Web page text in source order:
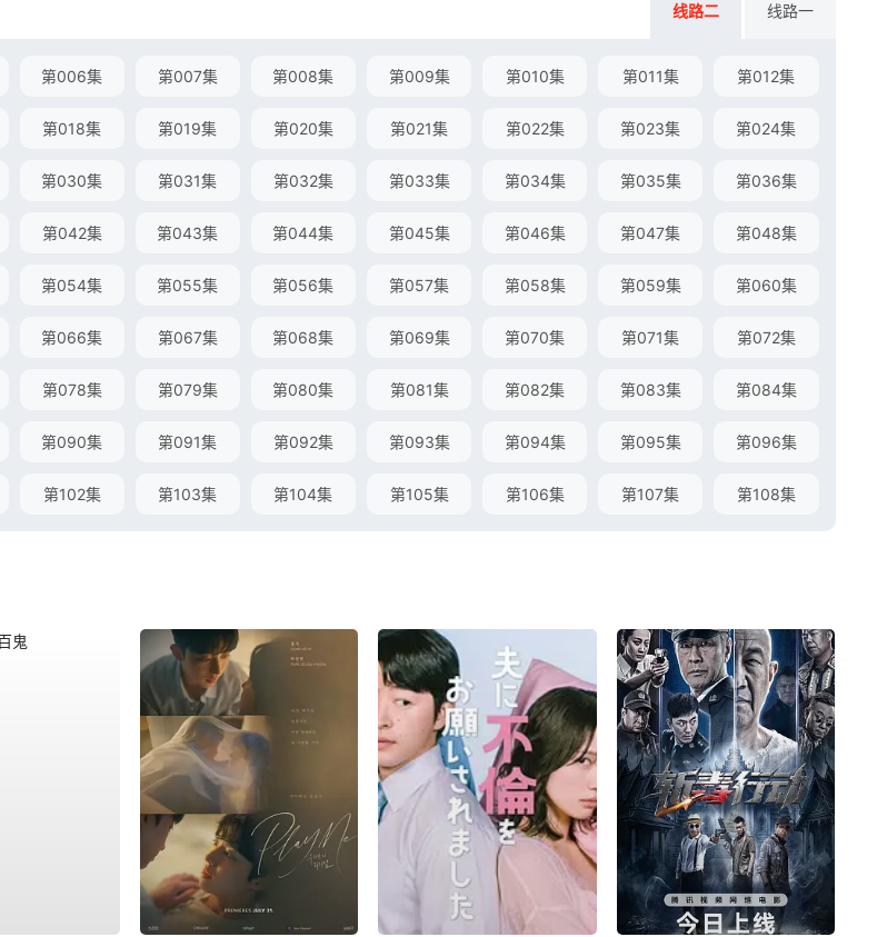
线路二 线路一
第006集 第007集 第008集 第009集 第010集 第011集 第012集
第018集 第019集 第020集 第021集 第022集 第023集 第024集
第030集 第031集 第032集 第033集 第034集 第035集 第036集
第042集 第043集 第044集 第045集 第046集 第047集 第048集
第054集 第055集 第056集 第057集 第058集 第059集 第060集
第066集 第067集 第068集 第069集 第070集 第071集 第072集
第078集 第079集 第080集 第081集 第082集 第083集 第084集
第090集 第091集 第092集 第093集 第094集 第095集 第096集
第102集 第103集 第104集 第105集 第106集 第107集 第108集